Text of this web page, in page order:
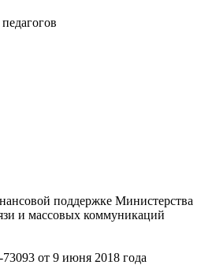
поддержке Министерства
и массовых коммуникаций
от 9 июня 2018 года